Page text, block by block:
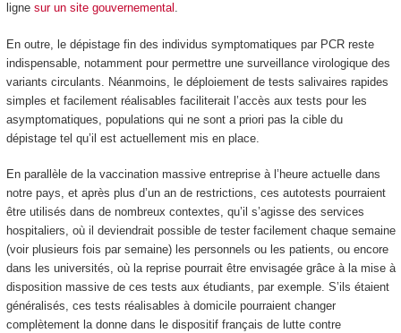
ligne sur un site gouvernemental .
En outre, le dépistage fin des individus symptomatiques par PCR reste
indispensable, notamment pour permettre une surveillance virologique des
variants circulants. Néanmoins, le déploiement de tests salivaires rapides
simples et facilement réalisables faciliterait l’accès aux tests pour les
asymptomatiques, populations qui ne sont a priori pas la cible du
dépistage tel qu’il est actuellement mis en place.
En parallèle de la vaccination massive entreprise à l’heure actuelle dans
notre pays, et après plus d’un an de restrictions, ces autotests pourraient
être utilisés dans de nombreux contextes, qu’il s’agisse des services
hospitaliers, où il deviendrait possible de tester facilement chaque semaine
(voir plusieurs fois par semaine) les personnels ou les patients, ou encore
dans les universités, où la reprise pourrait être envisagée grâce à la mise à
disposition massive de ces tests aux étudiants, par exemple. S’ils étaient
généralisés, ces tests réalisables à domicile pourraient changer
complètement la donne dans le dispositif français de lutte contre